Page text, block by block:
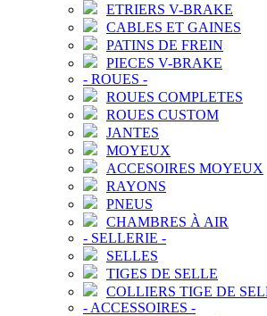
ETRIERS V-BRAKE
CABLES ET GAINES
PATINS DE FREIN
PIECES V-BRAKE
- ROUES -
ROUES COMPLETES
ROUES CUSTOM
JANTES
MOYEUX
ACCESOIRES MOYEUX
RAYONS
PNEUS
CHAMBRES À AIR
- SELLERIE -
SELLES
TIGES DE SELLE
COLLIERS TIGE DE
- ACCESSOIRES -